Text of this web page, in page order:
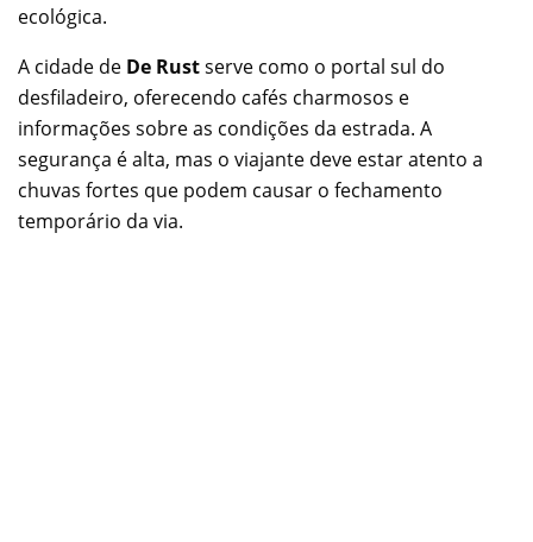
ecológica.
A cidade de De Rustserve como o portal sul do
desfiladeiro, oferecendo cafés charmosos e
informações sobre as condições da estrada. A
segurança é alta, mas o viajante deve estar atento a
chuvas fortes que podem causar o fechamento
temporário da via.